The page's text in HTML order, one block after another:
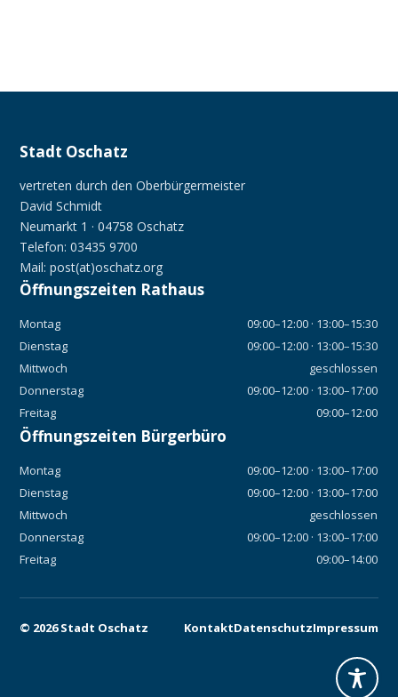
Stadt Oschatz
vertreten durch den Oberbürgermeister
David Schmidt
Neumarkt 1 · 04758 Oschatz
Telefon: 03435 9700
Mail: post(at)oschatz.org
Öffnungszeiten Rathaus
Montag
09:00–12:00 · 13:00–15:30
Dienstag
09:00–12:00 · 13:00–15:30
Mittwoch
geschlossen
Donnerstag
09:00–12:00 · 13:00–17:00
Freitag
09:00–12:00
Öffnungszeiten Bürgerbüro
Montag
09:00–12:00 · 13:00–17:00
Dienstag
09:00–12:00 · 13:00–17:00
Mittwoch
geschlossen
Donnerstag
09:00–12:00 · 13:00–17:00
Freitag
09:00–14:00
© 2026Stadt Oschatz KontaktDatenschutzImpressum